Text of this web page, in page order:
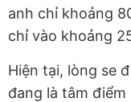
anh chỉ khoảng
chỉ vào khoảng
Hiện tại, lòng se
đang là tâm điểm